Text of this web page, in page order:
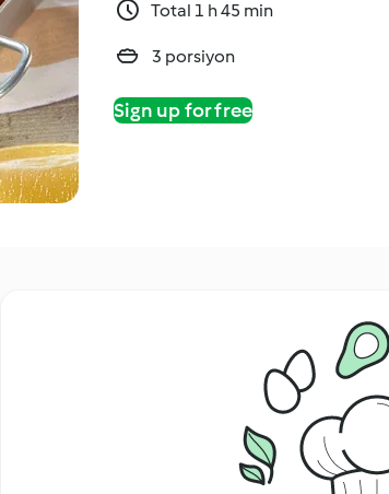
Total 1 h 45 min
3 porsiyon
Sign up for free